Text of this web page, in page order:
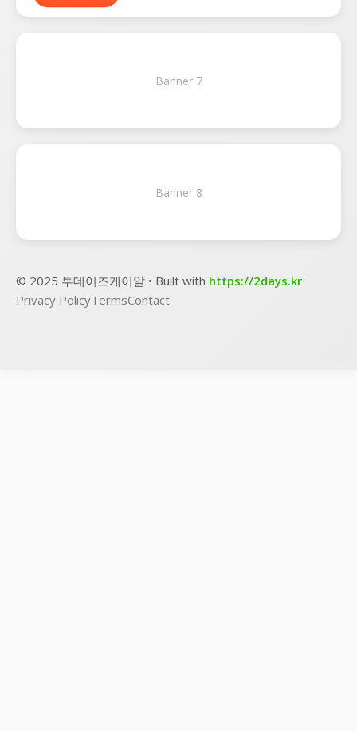
Banner 7
Banner 8
© 2025 투데이즈케이알 • Built with https://2days.kr
Privacy PolicyTermsContact